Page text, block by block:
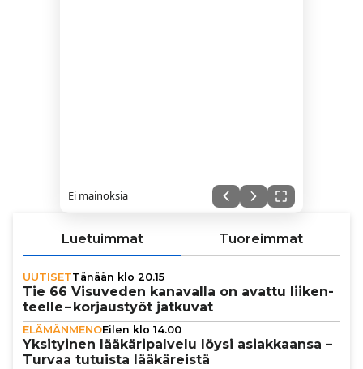
Ei mainoksia
Luetuimmat Tuoreimmat
UUTISETTänään klo 20.15
Tie 66 Visuveden kanavalla on avattu lii­ken­
teelle – kor­jaus­työt jatkuvat
ELÄMÄNMENOEilen klo 14.00
Yksi­tyi­nen lää­kä­ri­pal­velu löysi asi­ak­kaansa –
Turvaa tutuista lää­kä­reistä